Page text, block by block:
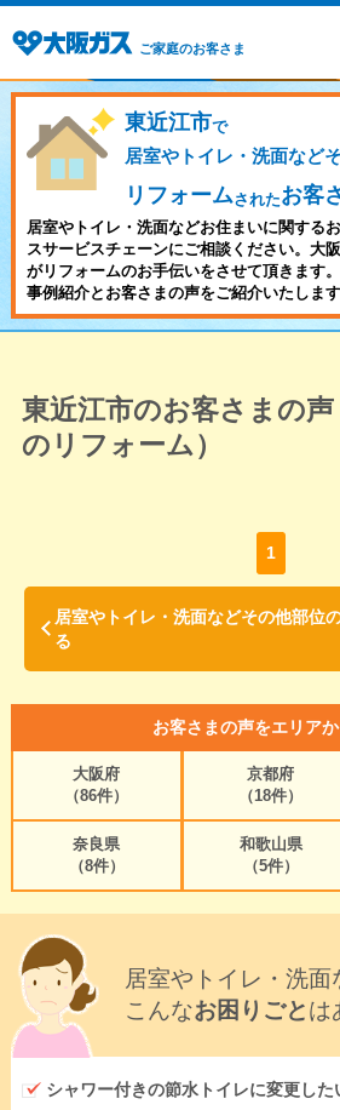
ご家庭のお客さま
東近江市で
居室やトイレ・洗面など
リフォームされたお客
居室やトイレ・洗面などお住まいに関する
スサービスチェーンにご相談ください。大
がリフォームのお手伝いをさせて頂きます
事例紹介とお客さまの声をご紹介いたします
東近江市のお客さまの
のリフォーム）
1
居室やトイレ・洗面などその他部位
る
お客さまの声をエリア
大阪府
（86件）
京都府
（18件）
奈良県
（8件）
和歌山県
（5件）
居室やトイレ・洗面
こんなお困りごとは
シャワー付きの節水トイレに変更した